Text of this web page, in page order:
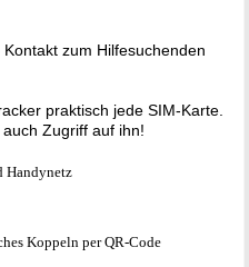
zum Hilfesuchenden
praktisch jede SIM-Karte.
Zugriff auf ihn!
Handynetz
Koppeln per QR-Code